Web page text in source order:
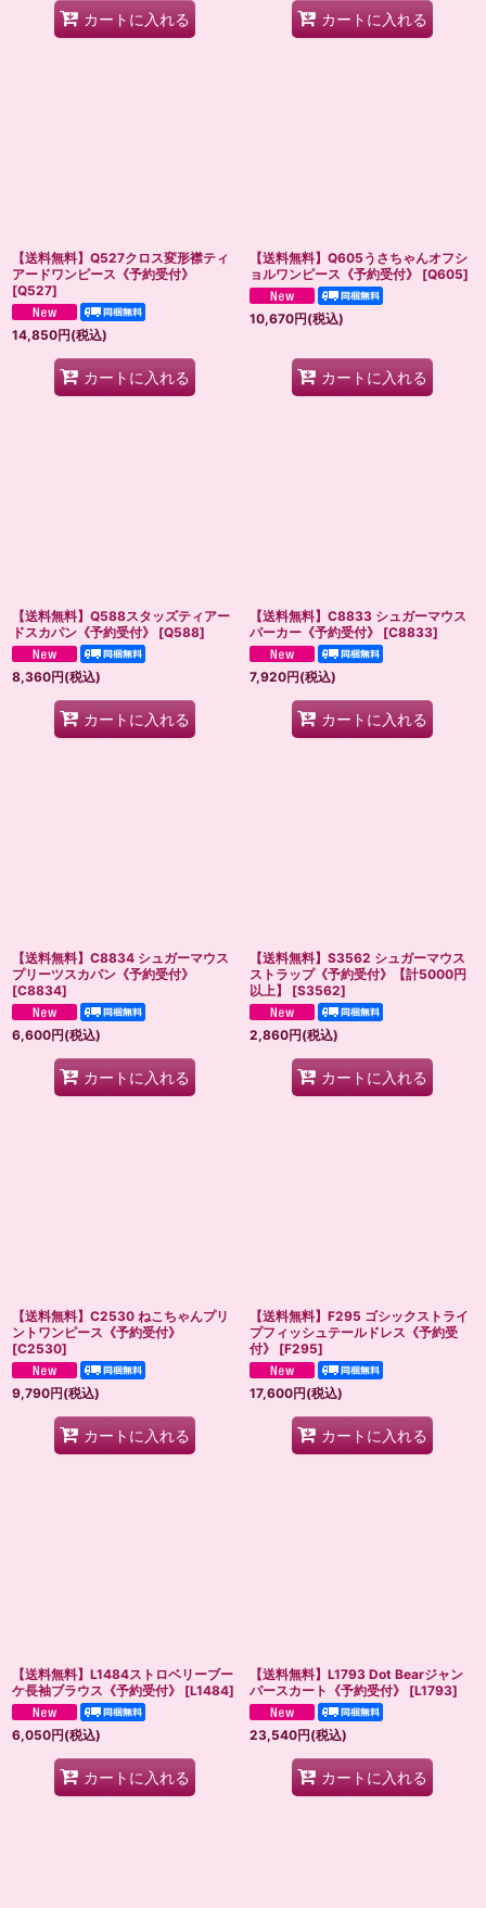
カートに入れる カートに入れる
【送料無料】Q527クロス変形襟ティ
アードワンピース《予約受付》
[Q527]
14,850円(税込)
カートに入れる
【送料無料】Q605うさちゃんオフシ
ョルワンピース《予約受付》
[Q605]
10,670円(税込)
カートに入れる
【送料無料】Q588スタッズティアー
ドスカパン《予約受付》
[Q588]
8,360円(税込)
カートに入れる
【送料無料】C8833 シュガーマウス
パーカー《予約受付》
[C8833]
7,920円(税込)
カートに入れる
【送料無料】C8834 シュガーマウス
プリーツスカパン《予約受付》
[C8834]
6,600円(税込)
カートに入れる
【送料無料】S3562 シュガーマウス
ストラップ《予約受付》【計5000円
以上】
[S3562]
2,860円(税込)
カートに入れる
【送料無料】C2530 ねこちゃんプリ
ントワンピース《予約受付》
[C2530]
9,790円(税込)
カートに入れる
【送料無料】F295 ゴシックストライ
プフィッシュテールドレス《予約受
付》
[F295]
17,600円(税込)
カートに入れる
【送料無料】L1484ストロベリーブー
ケ長袖ブラウス《予約受付》
[L1484]
6,050円(税込)
カートに入れる
【送料無料】L1793 Dot Bearジャン
パースカート《予約受付》
[L1793]
23,540円(税込)
カートに入れる